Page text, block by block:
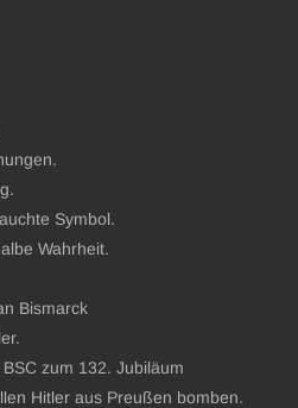
Symbol.
Wahrheit.
Bismarck
zum 132. Jubiläum
Hitler aus Preußen bomben.